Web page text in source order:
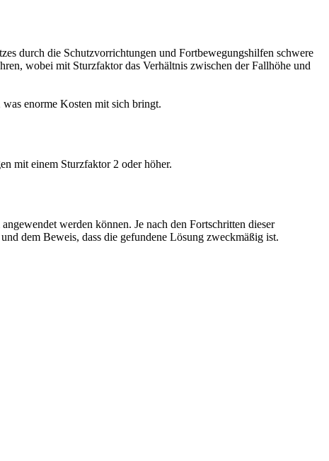
durch die Schutzvorrichtungen und Fortbewegungshilfen schwere
wobei mit Sturzfaktor das Verhältnis zwischen der Fallhöhe und
enorme Kosten mit sich bringt.
mit einem Sturzfaktor 2 oder höher.
werden können. Je nach den Fortschritten dieser
dem Beweis, dass die gefundene Lösung zweckmäßig ist.